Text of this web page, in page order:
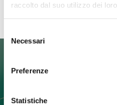
raccolto dal suo utilizzo dei
delNecessari
Preferenze
Statistiche